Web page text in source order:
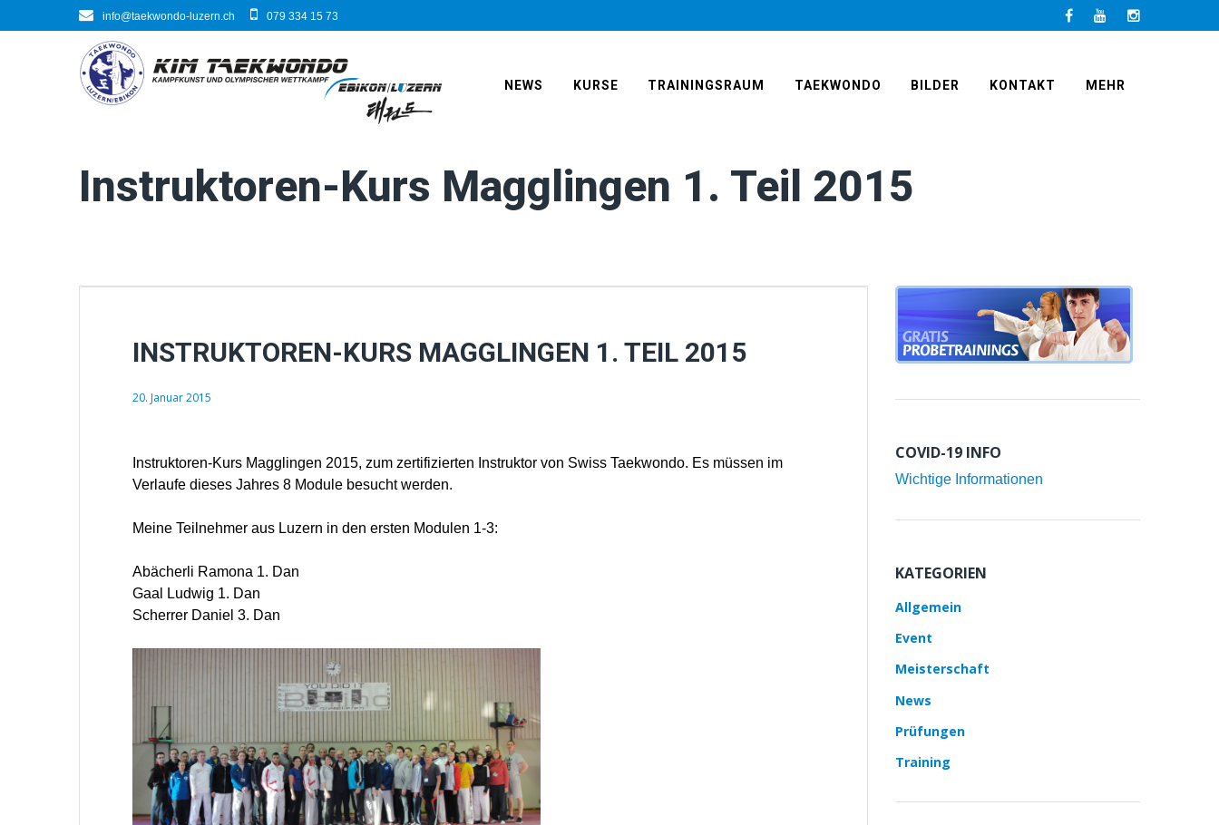
to
info@taekwondo-luzern.ch 079 334 15 73
NEWS KURSE TRAININGSRAUM TAEKWONDO BILDER KONTAKT MEHR
Instruktoren-Kurs Magglingen 1. Teil 2015
INSTRUKTOREN-KURS MAGGLINGEN 1. TEIL 2015
20. Januar 2015
Instruktoren-Kurs Magglingen 2015, zum zertifizierten Instruktor von Swiss Taekwondo. Es müssen im
Verlaufe dieses Jahres 8 Module besucht werden.
Meine Teilnehmer aus Luzern in den ersten Modulen 1-3:
Abächerli Ramona 1. Dan
Gaal Ludwig 1. Dan
Scherrer Daniel 3. Dan
COVID-19 INFO
Wichtige Informationen
KATEGORIEN
Allgemein
Event
Meisterschaft
News
Prüfungen
Training